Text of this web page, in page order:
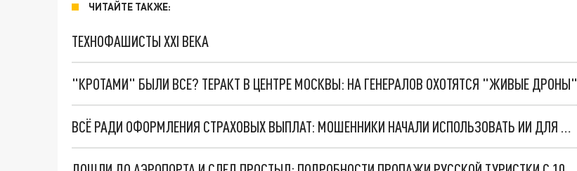
ЧИТАЙТЕ ТАКЖЕ:
ТЕХНОФАШИСТЫ XXI ВЕКА
"КРОТАМИ" БЫЛИ ВСЕ? ТЕРАКТ В ЦЕНТРЕ МОСКВЫ: НА ГЕНЕРАЛОВ ОХОТЯТСЯ "ЖИВЫЕ ДРОНЫ"
ВСЁ РАДИ ОФОРМЛЕНИЯ СТРАХОВЫХ ВЫПЛАТ: МОШЕННИКИ НАЧАЛИ ИСПОЛЬЗОВАТЬ ИИ ДЛЯ ПОДДЕЛКИ ФОТО АВАРИЙ